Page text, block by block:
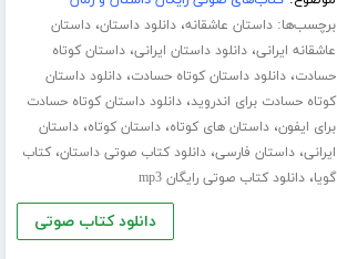
برچسب‌ها:داستان عاشقانه،دانلود داستان،داستان
عاشقانه ایرانی،دانلود داستان ایرانی،داستان کوتاه
حسادت،دانلود داستان کوتاه حسادت،دانلود داستان
کوتاه حسادت برای اندروید،دانلود داستان کوتاه حسادت
برای ایفون،داستان های کوتاه،داستان کوتاه،داستان
ایرانی،داستان فارسی،دانلود کتاب صوتی داستان،کتاب
گویا،دانلود کتاب صوتی رایگان mp3
دانلود کتاب صوتی